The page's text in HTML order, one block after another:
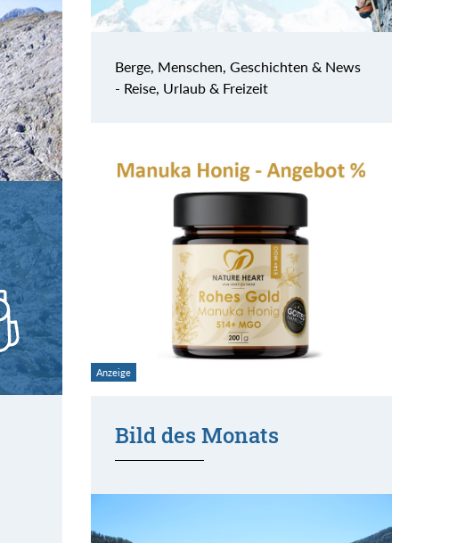
Berge, Menschen, Geschichten & News
- Reise, Urlaub & Freizeit
Bild des Monats